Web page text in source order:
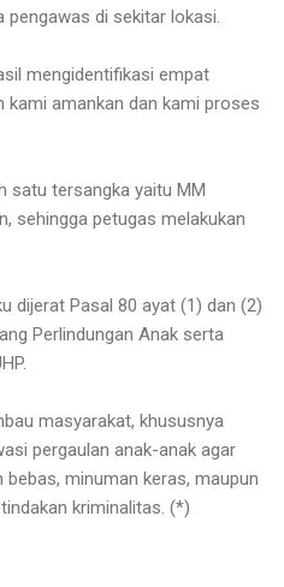
di sekitar lokasi.
mengidentifikasi empat
kami amankan dan kami proses
satu tersangka yaitu MM
sehingga petugas melakukan
dijerat Pasal 80 ayat (1) dan (2)
Perlindungan Anak serta
masyarakat, khususnya
pergaulan anak-anak agar
minuman keras, maupun
kriminalitas. (*)